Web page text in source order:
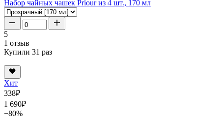
Набор чайных чашек Priour из 4 шт., 170 мл
5
1 отзыв
Купили 31 раз
Хит
338₽
1 690₽
−80%